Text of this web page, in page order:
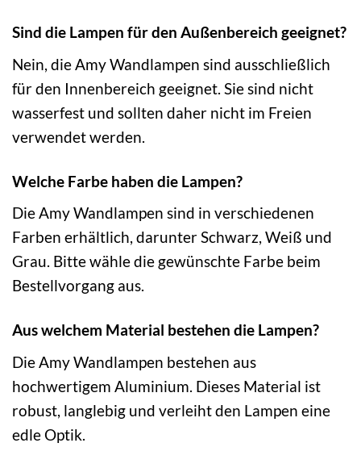
Sind die Lampen für den Außenbereich geeignet?
Nein, die Amy Wandlampen sind ausschließlich
für den Innenbereich geeignet. Sie sind nicht
wasserfest und sollten daher nicht im Freien
verwendet werden.
Welche Farbe haben die Lampen?
Die Amy Wandlampen sind in verschiedenen
Farben erhältlich, darunter Schwarz, Weiß und
Grau. Bitte wähle die gewünschte Farbe beim
Bestellvorgang aus.
Aus welchem Material bestehen die Lampen?
Die Amy Wandlampen bestehen aus
hochwertigem Aluminium. Dieses Material ist
robust, langlebig und verleiht den Lampen eine
edle Optik.